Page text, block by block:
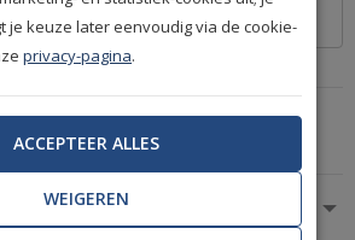
en met Track & Trace informatie
Flair 29760
je keuze later eenvoudig via de cookie-
privacy-pagina.
ACCEPTEER ALLES
WEIGEREN